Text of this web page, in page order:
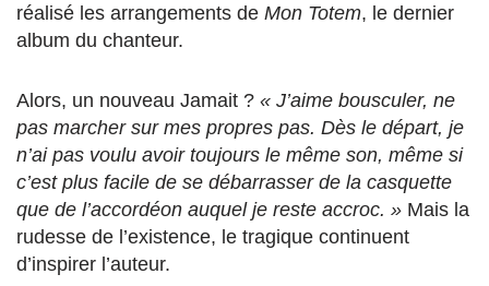
réalisé les arrangements de Mon Totem, le dernier
album du chanteur.
Alors, un nouveau Jamait ? « J’aime bousculer, ne
pas marcher sur mes propres pas. Dès le départ, je
n’ai pas voulu avoir toujours le même son, même si
c’est plus facile de se débarrasser de la casquette
que de l’accordéon auquel je reste accroc. » Mais la
rudesse de l’existence, le tragique continuent
d’inspirer l’auteur.